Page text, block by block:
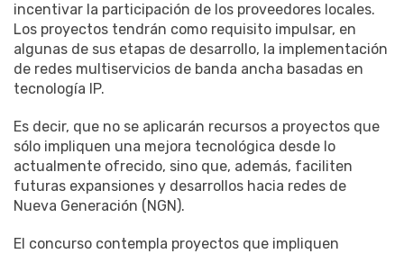
incentivar la participación de los proveedores locales.
Los proyectos tendrán como requisito impulsar, en
algunas de sus etapas de desarrollo, la implementación
de redes multiservicios de banda ancha basadas en
tecnología IP.
Es decir, que no se aplicarán recursos a proyectos que
sólo impliquen una mejora tecnológica desde lo
actualmente ofrecido, sino que, además, faciliten
futuras expansiones y desarrollos hacia redes de
Nueva Generación (NGN).
El concurso contempla proyectos que impliquen